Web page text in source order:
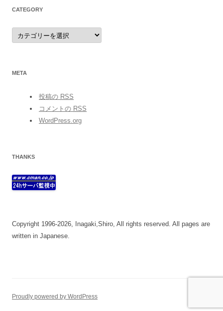
CATEGORY
category
META
投稿の RSS
コメントの RSS
WordPress.org
THANKS
Copyright 1996-2026, Inagaki,Shiro, All rights reserved. All pages are
written in Japanese.
Proudly powered by WordPress